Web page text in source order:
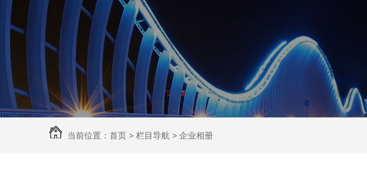
当前位置： 首页 > 栏目导航 > 企业相册